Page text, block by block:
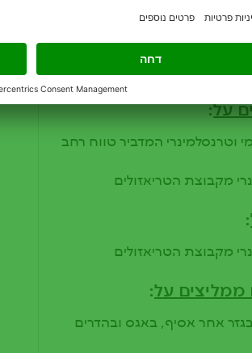
על:
וטרנסלמינרי המדביר טווח רחב
מקבוצת הטריאזולים
:
מקבוצת הטריאזולים
ממליצים על:
אחר אסיף, באגס ובהדרים